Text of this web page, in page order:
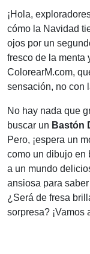
¡Hola,
cómo la Navidad
ojos por un
fresco de la menta
ColorearM.com,
sensación, no con
No hay nada que
buscar un Bastón
Pero, ¡espera un
como un dibujo en
a un mundo
ansiosa para saber
¿Será de fresa
sorpresa? ¡Vamos